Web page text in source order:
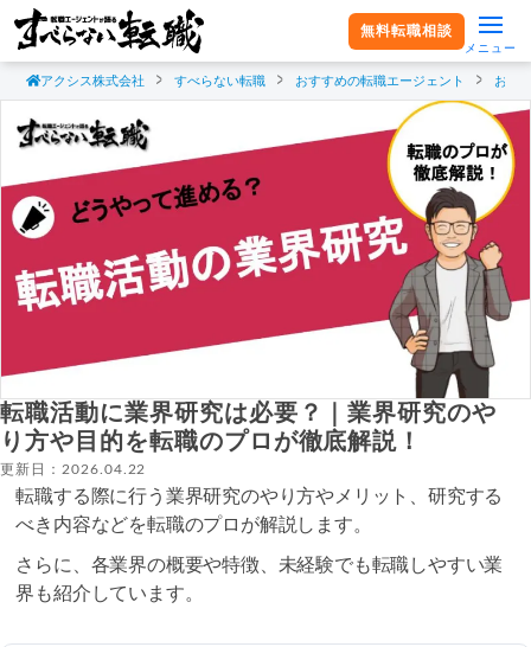
無料転職相談
メニュー
アクシス株式会社 すべらない転職 おすすめの転職エージェント おす
転職活動に業界研究は必要？｜業界研究のや
り方や目的を転職のプロが徹底解説！
更新日：2026.04.22
転職する際に行う業界研究のやり方やメリット、研究する
べき内容などを転職のプロが解説します。
さらに、各業界の概要や特徴、未経験でも転職しやすい業
界も紹介しています。